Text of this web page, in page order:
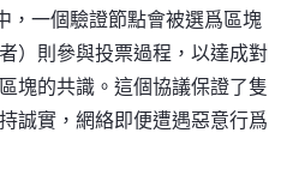
，一個驗證節點會被選爲區塊
）則參與投票過程，以達成對
塊的共識。這個協議保證了隻
誠實，網絡即便遭遇惡意行爲